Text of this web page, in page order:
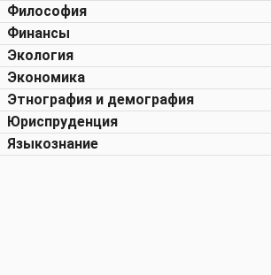
Философия
Финансы
Экология
Экономика
Этнография и демография
Юриспруденция
Языкознание